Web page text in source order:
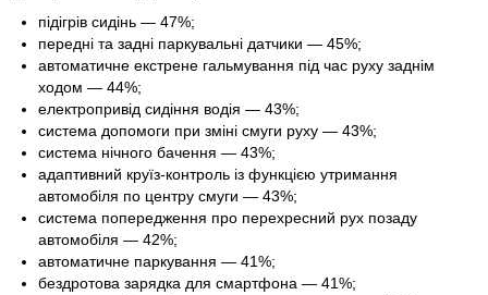
підігрів сидінь — 47%;
передні та задні паркувальні датчики — 45%;
автоматичне екстрене гальмування під час руху заднім
ходом — 44%;
електропривід сидіння водія — 43%;
система допомоги при зміні смуги руху — 43%;
система нічного бачення — 43%;
адаптивний круїз-контроль із функцією утримання
автомобіля по центру смуги — 43%;
система попередження про перехресний рух позаду
автомобіля — 42%;
автоматичне паркування — 41%;
бездротова зарядка для смартфона — 41%;